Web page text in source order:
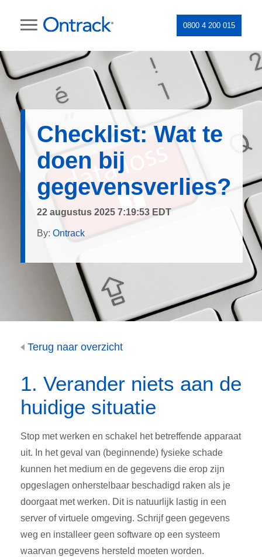
0800 4 200 015
Checklist: Wat te
doen bij
gegevensverlies?
22 augustus 2025 7:19:53 EDT
By: Ontrack
Terug naar overzicht
1. Verander niets aan de
huidige situatie
Stop met werken en schakel het betreffende apparaat
uit. In het geval van (beginnende) fysieke schade
kunnen het medium en de gegevens die erop zijn
opgeslagen onherstelbaar beschadigd raken als je
doorgaat met werken. Dit is natuurlijk lastig in een
server of virtuele omgeving. Schrijf geen gegevens
weg en installeer geen software op een systeem
waarvan gegevens hersteld moeten worden.